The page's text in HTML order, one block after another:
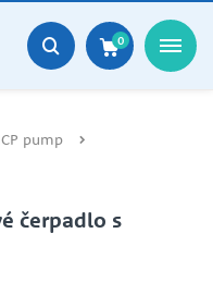
0
pump
čerpadlo s